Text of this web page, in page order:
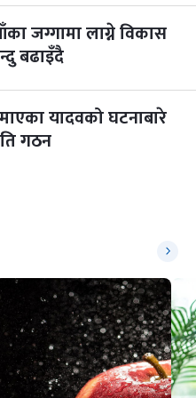
जग्गामा लाग्ने विकास
बढाइँदै
यादवको घटनाबारे
गठन